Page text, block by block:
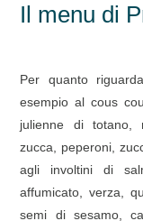
Il menu di
Per quanto
esempio al cous
julienne di totano,
zucca, peperoni,
agli involtini di
affumicato, verza,
semi di sesamo,